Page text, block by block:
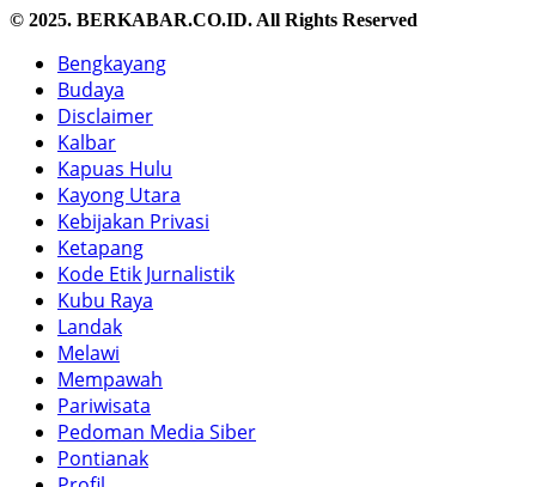
© 2025. BERKABAR.CO.ID. All Rights Reserved
Bengkayang
Budaya
Disclaimer
Kalbar
Kapuas Hulu
Kayong Utara
Kebijakan Privasi
Ketapang
Kode Etik Jurnalistik
Kubu Raya
Landak
Melawi
Mempawah
Pariwisata
Pedoman Media Siber
Pontianak